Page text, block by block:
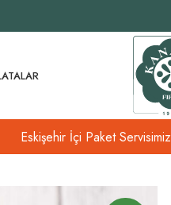
Eskişehir İçi Paket Servisimiz